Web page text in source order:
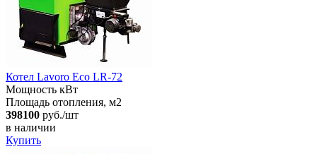
Котел Lavoro Eco LR-72
Мощность кВт
Площадь отопления, м2
398100 руб./шт
в наличии
Купить